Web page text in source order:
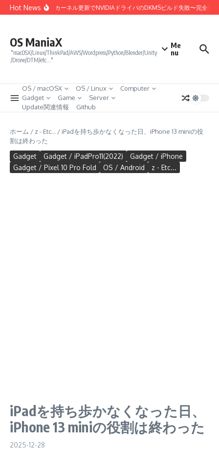
コンテンツへスキップ
Hot NewsLinux 7.0カーネル更新でNVIDIAドライバのDKMSビルド失敗〜完全復旧
OS ManiaX
"macOSX/Linux/ThinkPad/AWS/Wordpress/Python/Blender/Unity
/Drone/DTM/etc…"
Me
nu
OS / macOSX OS / Linux
Computer
Gadget
Game
Server
Update関連情報
Github
ホーム / z - Etc... / iPadを持ち歩かなくなった日、iPhone 13 miniの役
割は終わった
Gadget Gadget / iPadPro11(2022)
Gadget / iPhone
Gadget / Pixel 10 Pro Fold
OS / Android z - Etc...
iPadを持ち歩かなくなった日、
iPhone 13 miniの役割は終わった
2025-12-28